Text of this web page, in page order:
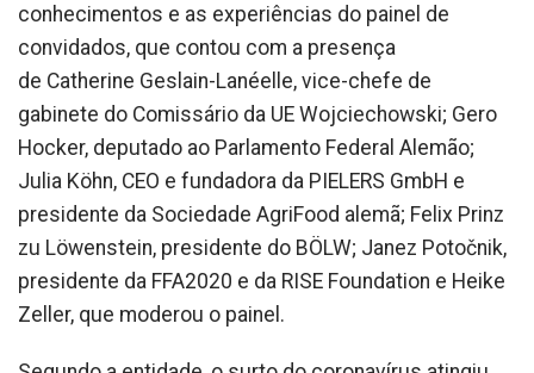
conhecimentos e as experiências do painel de
convidados, que contou com a presença
de Catherine Geslain-Lanéelle, vice-chefe de
gabinete do Comissário da UE Wojciechowski; Gero
Hocker, deputado ao Parlamento Federal Alemão;
Julia Köhn, CEO e fundadora da PIELERS GmbH e
presidente da Sociedade AgriFood alemã; Felix Prinz
zu Löwenstein, presidente do BÖLW; Janez Potočnik,
presidente da FFA2020 e da RISE Foundation e Heike
Zeller, que moderou o painel.